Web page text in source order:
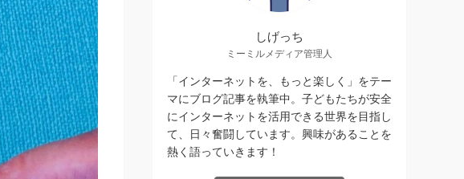
しげっち
ミーミルメディア管理人
「インターネットを、もっと楽しく」をテー
マにブログ記事を執筆中。子どもたちが安全
にインターネットを活用できる世界を目指し
て、日々奮闘しています。興味があることを
熱く語っていきます！